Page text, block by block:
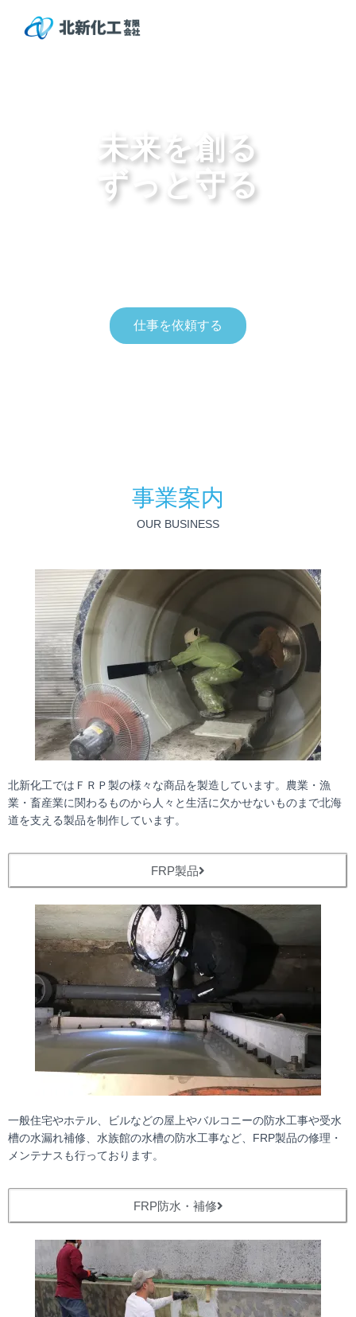
未来を創る
ずっと守る
仕事を依頼する
事業案内
OUR BUSINESS
北新化工ではＦＲＰ製の様々な商品を製造しています。農業・漁
業・畜産業に関わるものから人々と生活に欠かせないものまで北海
道を支える製品を制作しています。
FRP製品
一般住宅やホテル、ビルなどの屋上やバルコニーの防水工事や受水
槽の水漏れ補修、水族館の水槽の防水工事など、FRP製品の修理・
メンテナスも行っております。
FRP防水・補修